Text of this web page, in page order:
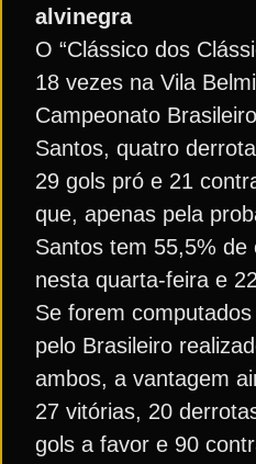
alvinegra
O “Clássico dos
18 vezes na Vila
Campeonato
Santos, quatro
29 gols pró e 21
que, apenas pela
Santos tem 55,5% de
nesta quarta-feira e
Se forem
pelo Brasileiro
ambos, a vantagem
27 vitórias, 20
gols a favor e 90